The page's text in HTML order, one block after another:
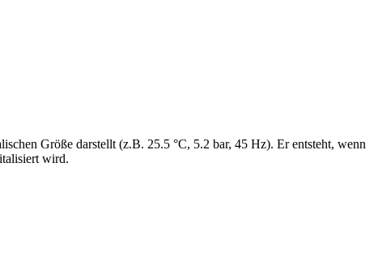
Größe darstellt (z.B. 25.5 °C, 5.2 bar, 45 Hz). Er entsteht, wenn
wird.